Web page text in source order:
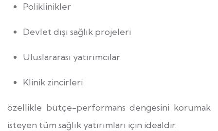
Poliklinikler
Devlet dışı sağlık projeleri
Uluslararası yatırımcılar
Klinik zincirleri
özellikle bütçe-performans dengesini korumak
isteyen tüm sağlık yatırımları için idealdir.